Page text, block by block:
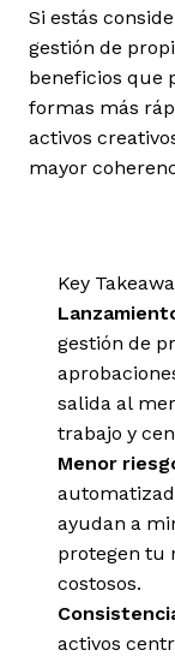
Si estás
gestión de
beneficios que
formas más
activos
mayor
Key
gestión de
salida al
trabajo y
Menor
ayudan a
protegen tu
costosos.
activos